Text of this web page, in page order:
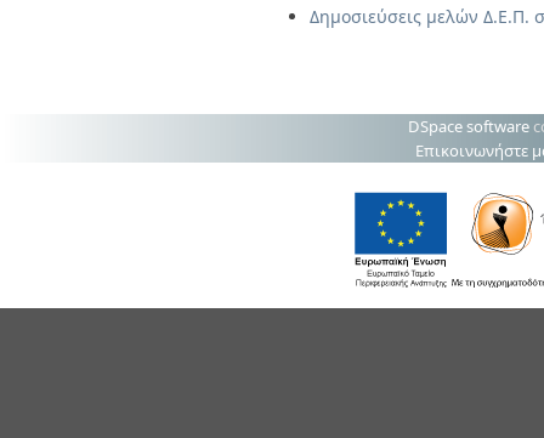
Δημοσιεύσεις μελών Δ.Ε.Π.
DSpace software
Επικοινωνήστε